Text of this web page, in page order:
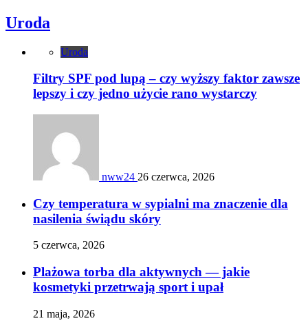
Uroda
Uroda
Filtry SPF pod lupą – czy wyższy faktor zawsze
lepszy i czy jedno użycie rano wystarczy
nww24 26 czerwca, 2026
Czy temperatura w sypialni ma znaczenie dla
nasilenia świądu skóry
5 czerwca, 2026
Plażowa torba dla aktywnych — jakie
kosmetyki przetrwają sport i upał
21 maja, 2026